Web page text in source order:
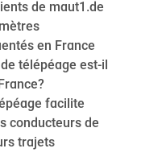
de maut1.de
en France
télépéage est-il
facilite
conducteurs de
trajets